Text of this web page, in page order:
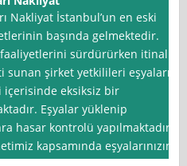
Nakliyat İstanbul’un en eski
başında gelmektedir.
faaliyetlerini sürdürürken itinalı
sunan şirket yetkilileri eşyaları
eksiksiz bir
Eşyalar yüklenip
hasar kontrolü yapılmaktadır.
kapsamında eşyalarınızın